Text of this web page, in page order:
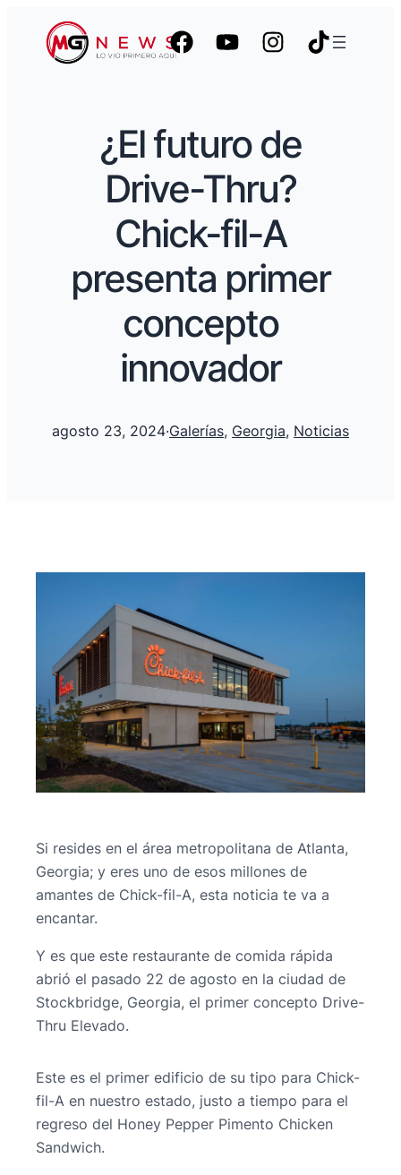
¿El futuro de
Drive-Thru?
Chick-fil-A
presenta primer
concepto
innovador
agosto 23, 2024·Galerías, Georgia, Noticias
Si resides en el área metropolitana de Atlanta,
Georgia; y eres uno de esos millones de
amantes de Chick-fil-A, esta noticia te va a
encantar.
Y es que este restaurante de comida rápida
abrió el pasado 22 de agosto en la ciudad de
Stockbridge, Georgia, el primer concepto Drive-
Thru Elevado.
Este es el primer edificio de su tipo para Chick-
fil-A en nuestro estado, justo a tiempo para el
regreso del Honey Pepper Pimento Chicken
Sandwich.